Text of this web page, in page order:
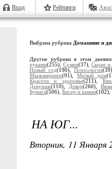
Вход Рейтинги
Выбрана рубрика Домашние и
Другие рубрики в этом
руками(255), Сумки(37),Скрап и
Новый год(190), Психология
Мыловарение(91), Милый дом
Красота и здоровье(211),
Декупаж(110), Декор(260),
Бумага(506), Бисер и камни(102),
НА ЮГ...
Вторник, 11 Января